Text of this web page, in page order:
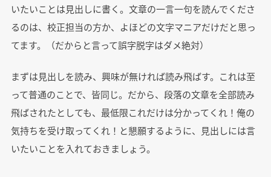
いたいことは見出しに書く。文章の一言一句を読んでくださ
るのは、校正担当の方か、よほどの文字マニアだけだと思っ
てます。（だからと言って誤字脱字はダメ絶対）
まずは見出しを読み、興味が無ければ読み飛ばす。これは至
って普通のことで、皆同じ。だから、段落の文章を全部読み
飛ばされたとしても、最低限これだけは分かってくれ！俺の
気持ちを受け取ってくれ！と懇願するように、見出しには言
いたいことを入れておきましょう。